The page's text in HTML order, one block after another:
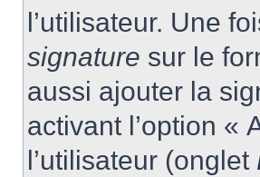
l’utilisateur. Une
signature sur le
aussi ajouter la
activant l’option «
l’utilisateur (onglet